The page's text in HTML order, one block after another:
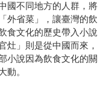
國不同地方的人群，將
外省菜」，讓臺灣的飲
食文化的歷史帶入小說
灶」則是從中國而來，
小說因為飲食文化的關
動。